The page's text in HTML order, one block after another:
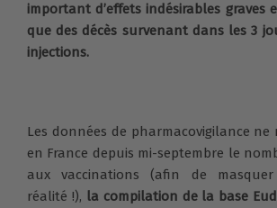
important d’effets indésirables graves
que des décès survenant dans les 3
injections.
Les données de pharmacovigilance
en France depuis mi-septembre le
aux vaccinations (afin de masquer
réalité !), la compilation de la base